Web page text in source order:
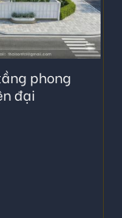
phong
đại